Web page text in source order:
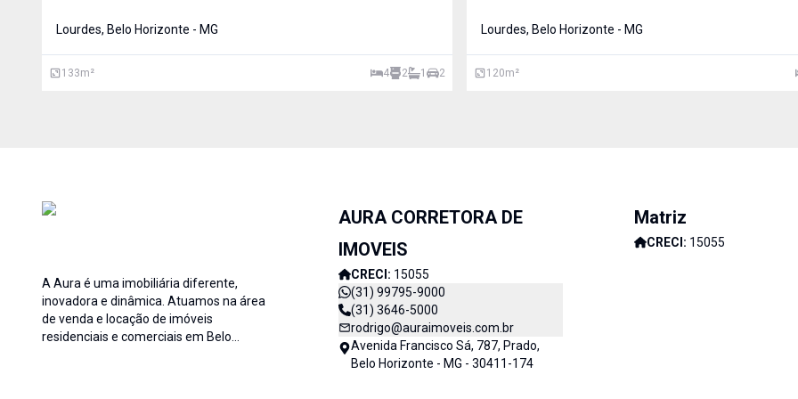
uma das regiões mais valorizadas de Belo Horizonte. Sala ampla
Lourdes, Belo Horizonte - MG
133m² 4 2 1 2
04 quartos com armários, sendo 01 suíte Banheiro social
Lourdes, Belo Horizonte - MG
120m²
A Aura é uma imobiliária diferente,
inovadora e dinâmica. Atuamos na área
de venda e locação de imóveis
residenciais e comerciais em Belo
AURA CORRETORA DE
IMOVEIS
CRECI: 15055
(31) 99795-9000
(31) 3646-5000
rodrigo@auraimoveis.com.br
Avenida Francisco Sá, 787, Prado,
Belo Horizonte - MG - 30411-174
Matriz
CRECI: 15055